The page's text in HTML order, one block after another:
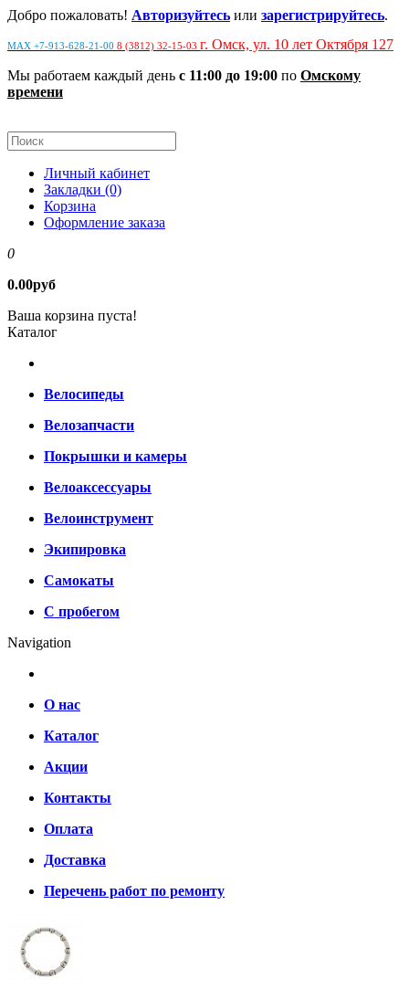
Добро пожаловать! Авторизуйтесь или зарегистрируйтесь.
MAX +7-913-628-21-00 8 (3812) 32-15-03 г. Омск, ул. 10 лет Октября 127
Мы работаем каждый день с 11:00 до 19:00 по Омскому
времени
Личный кабинет
Закладки (0)
Корзина
Оформление заказа
0
0.00руб
Ваша корзина пуста!
Каталог
Велосипеды
Велозапчасти
Покрышки и камеры
Велоаксессуары
Велоинструмент
Экипировка
Самокаты
С пробегом
Navigation
О нас
Каталог
Акции
Контакты
Оплата
Доставка
Перечень работ по ремонту